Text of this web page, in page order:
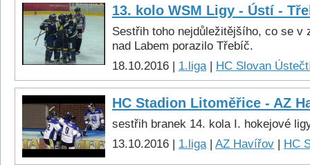
13. kolo WSM Ligy - Ústí -
Sestřih toho nejdůležitějšího, co se v
nad Labem porazilo Třebíč.
18.10.2016 | 1.liga| HC Slovan
HC Stadion Litoměřice - AZ
sestřih branek 14. kola I. hokejové
13.10.2016 | 1.liga| AZ Havířov | HC